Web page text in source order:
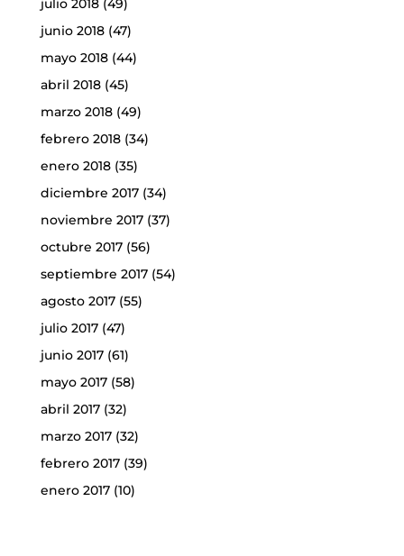
julio 2018(49)
junio 2018(47)
mayo 2018(44)
abril 2018(45)
marzo 2018(49)
febrero 2018(34)
enero 2018(35)
diciembre 2017(34)
noviembre 2017(37)
octubre 2017(56)
septiembre 2017(54)
agosto 2017(55)
julio 2017(47)
junio 2017(61)
mayo 2017(58)
abril 2017(32)
marzo 2017(32)
febrero 2017(39)
enero 2017(10)